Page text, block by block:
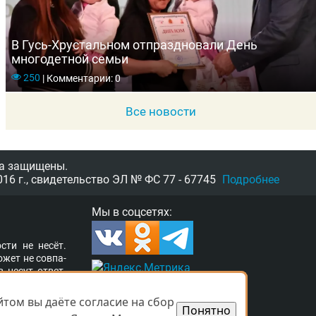
В Гусь-Хрустальном отпраздновали День
многодетной семьи
250 |Комментарии: 0
Все новости
защищены.
г., свидетельство ЭЛ № ФС 77 - 67745 Подробнее
Мы в соцсетях:
не несёт.
не сов­па­
несут от­вет­
свя­зать­ся с
прав. Ва­ши
вы даёте согласие на сбор
Понятно
вы даёте согласие на сбор
Понятно